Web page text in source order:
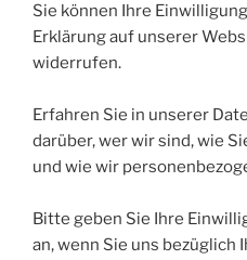
Sie können Ihre
Erklärung auf unserer
widerrufen.
Erfahren Sie in unserer
darüber, wer wir sind, wie
und wie wir
Bitte geben Sie Ihre
an, wenn Sie uns bezüglich